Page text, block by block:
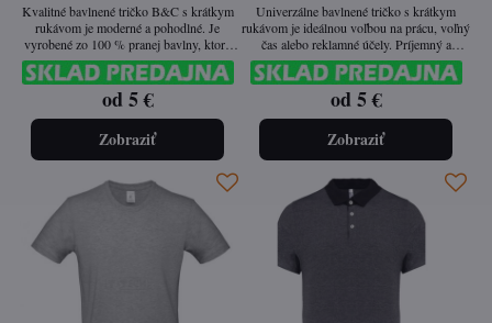
Kvalitné bavlnené tričko B&C s krátkym
rukávom je moderné a pohodlné. Je
vyrobené zo 100 % pranej bavlny, ktorá
zabezpečuje príjemný pocit na tele a vysokú
odolnosť. Má rúrkový strih bez bočných
švov pre dokonalé prispôsobenie a jemnú,
ale pevnú tkaninu RINGSPUN s gramážou
190 g/m². Ideálne na každodenné nosenie aj
potlač loga.
od 5 €
Zobraziť
Univerzálne bavlnené tričko s krátkym
rukávom je ideálnou voľbou na prácu, voľný
čas alebo reklamné účely. Príjemný a
priedušný materiál zaisťuje komfort pri
celodennom nosení. Jednoduchý dizajn
umožňuje ľahké kombinovanie s ďalším
oblečením a je vhodný aj na firemné
od 5 €
Zobraziť